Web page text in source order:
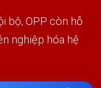
bộ, OPP còn hỗ
nghiệp hóa hệ